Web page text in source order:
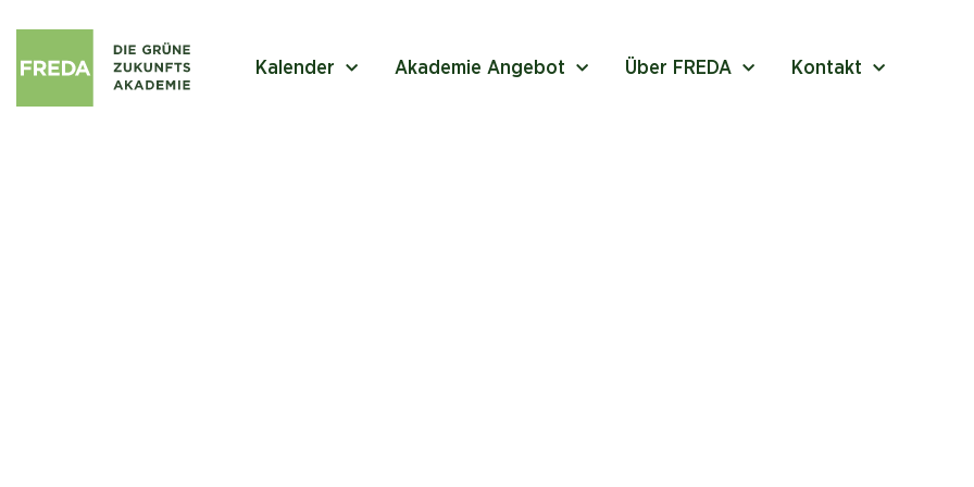
Kalender Akademie Angebot Über FREDA Kontakt